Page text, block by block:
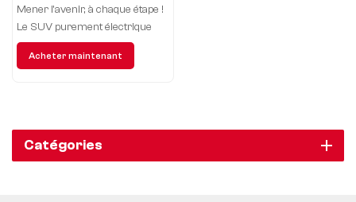
Mener l’avenir, à chaque étape !
Le SUV purement électrique
Volkswagen ID3 présente pour
vous une nouvelle expérience
Acheter maintenant
Catégories